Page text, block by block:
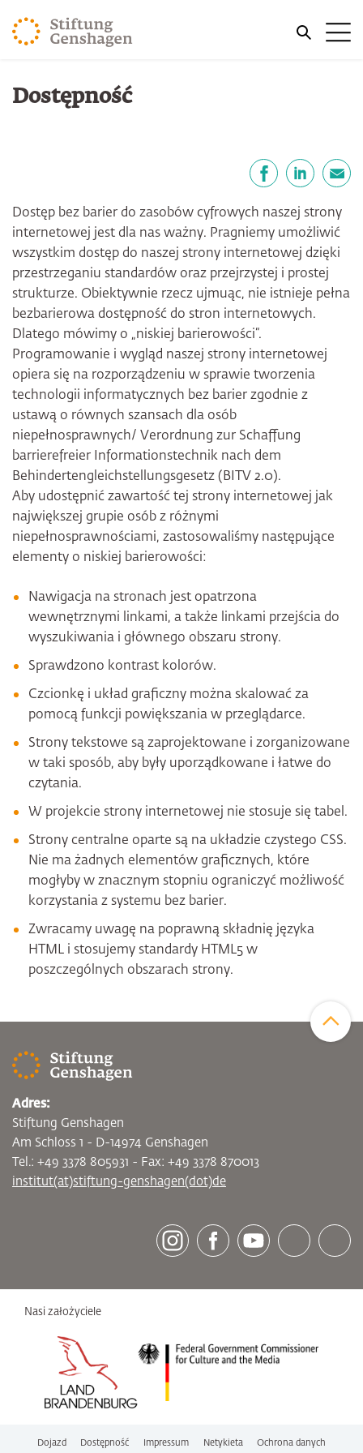
PRZJDŹ DO TREŚCI GŁÓWNEJ
PRZEJDŹ DO WYSZUKIWARKI
Jesteś tutaj
Strona główna
Dostępność
Dostęp bez barier do zasobów cyfrowych naszej strony
internetowej jest dla nas ważny. Pragniemy umożliwić
wszystkim dostęp do naszej strony internetowej dzięki
przestrzeganiu standardów oraz przejrzystej i prostej
strukturze. Obiektywnie rzecz ujmuąc, nie istnieje pełna
bezbarierowa dostępność do stron internetowych.
Dlatego mówimy o „niskiej barierowości“.
Programowanie i wygląd naszej strony internetowej
opiera się na rozporządzeniu w sprawie tworzenia
technologii informatycznych bez barier zgodnie z
ustawą o równych szansach dla osób
niepełnosprawnych/ Verordnung zur Schaffung
barrierefreier Informationstechnik nach dem
Behindertengleichstellungsgesetz (BITV 2.0).
Aby udostępnić zawartość tej strony internetowej jak
największej grupie osób z różnymi
niepełnosprawnościami, zastosowaliśmy następujące
elementy o niskiej barierowości:
Nawigacja na stronach jest opatrzona
wewnętrznymi linkami, a także linkami przejścia do
wyszukiwania i głównego obszaru strony.
Sprawdzono kontrast kolorów.
Czcionkę i układ graficzny można skalować za
pomocą funkcji powiększania w przeglądarce.
Strony tekstowe są zaprojektowane i zorganizowane
w taki sposób, aby były uporządkowane i łatwe do
czytania.
W projekcie strony internetowej nie stosuje się tabel.
Strony centralne oparte są na układzie czystego CSS.
Nie ma żadnych elementów graficznych, które
mogłyby w znacznym stopniu ograniczyć możliwość
korzystania z systemu bez barier.
Zwracamy uwagę na poprawną składnię języka
HTML i stosujemy standardy HTML5 w
poszczególnych obszarach strony.
[socialLinksTitle]
Adres:
Stiftung Genshagen
Am Schloss 1 - D-14974 Genshagen
Tel.: +49 3378 805931 - Fax: +49 3378 870013
institut(at)stiftung-genshagen(dot)de
Nasi założyciele
Dojazd Dostępność Impressum Netykieta Ochrona danych